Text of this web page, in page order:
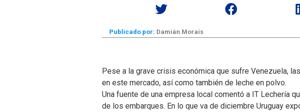
Publicado por: Damián Morais
Pese a la grave crisis económica que sufre Venezuela,
en este mercado, así como también de leche en polvo.
Una fuente de una empresa local comentó a IT Lechería
de los embarques. En lo que va de diciembre Uruguay